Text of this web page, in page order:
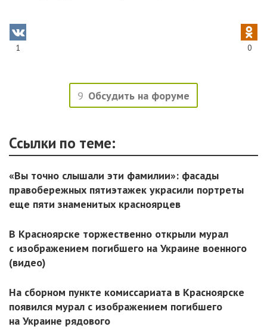
1 0
9 Обсудить на форуме
Ссылки по теме:
«Вы точно слышали эти фамилии»: фасады
правобережных пятиэтажек украсили портреты
еще пяти знаменитых красноярцев
В Красноярске торжественно открыли мурал
с изображением погибшего на Украине военного
(видео)
На сборном пункте комиссариата в Красноярске
появился мурал с изображением погибшего
на Украине рядового